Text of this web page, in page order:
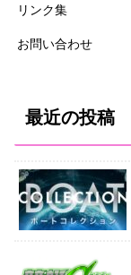
リンク集
お問い合わせ
最近の投稿